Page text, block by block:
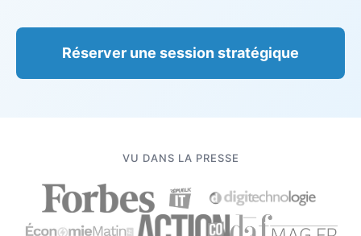
Réserver une session stratégique
VU DANS LA PRESSE